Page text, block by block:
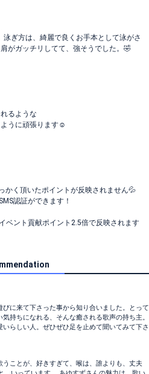
泳ぎ方は、綺麗で良くお手本として泳がさ
がガッチリしてて、強そうでした。🤣
るような
うに頑張ります☺
かく頂いたポイントが反映されません💦
認証ができます！
ベント貢献ポイント2.5倍で反映されます
に来て下さった事から知り合いました。とって
持ちになれる、そんな癒される歌声の持ち主。
いらしい人。ぜひぜひ足を止めて聞いてみて下さ
ことが、好きすぎて、喉は、誰よりも、丈夫